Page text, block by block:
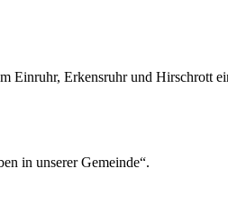
Einruhr, Erkensruhr und Hirschrott
in unserer Gemeinde“.